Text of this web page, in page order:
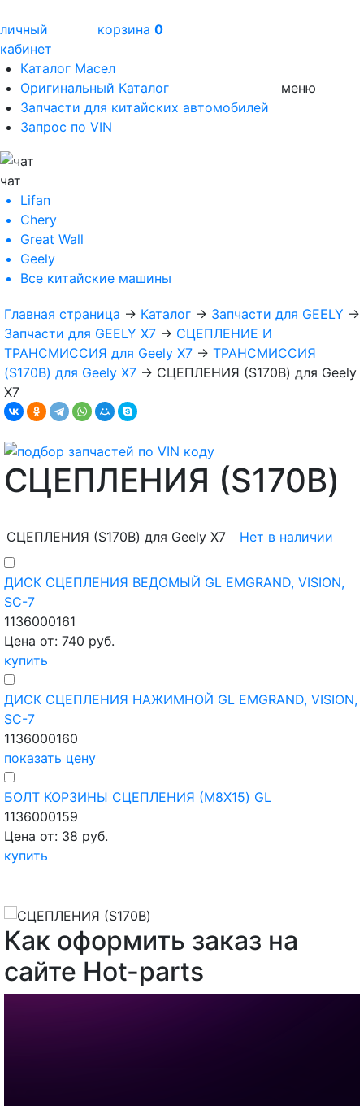
личный
кабинет
корзина 0
Каталог Масел
Оригинальный Каталог
Запчасти для китайских автомобилей
Запрос по VIN
меню
чат
Lifan
Chery
Great Wall
Geely
Все китайские машины
Главная страница → Каталог → Запчасти для GEELY →
Запчасти для GEELY X7 → СЦЕПЛЕНИЕ И
ТРАНСМИССИЯ для Geely X7 → ТРАНСМИССИЯ
(S170B) для Geely X7 → СЦЕПЛЕНИЯ (S170B) для Geely
X7
СЦЕПЛЕНИЯ (S170B)
СЦЕПЛЕНИЯ (S170B) для Geely X7 Нет в наличии
ДИСК СЦЕПЛЕНИЯ ВЕДОМЫЙ GL EMGRAND, VISION,
SC-7
1136000161
Цена от: 740 руб.
купить
ДИСК СЦЕПЛЕНИЯ НАЖИМНОЙ GL EMGRAND, VISION,
SC-7
1136000160
показать цену
БОЛТ КОРЗИНЫ СЦЕПЛЕНИЯ (M8X15) GL
1136000159
Цена от: 38 руб.
купить
Как оформить заказ на
сайте Hot-parts